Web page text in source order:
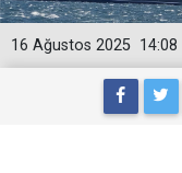
14:08
16 Ağustos 2025